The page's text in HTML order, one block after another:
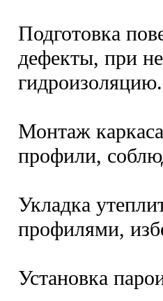
Подготовка
дефекты, при
гидроизоляцию.
Монтаж
профили,
Укладка
профилями,
Установка